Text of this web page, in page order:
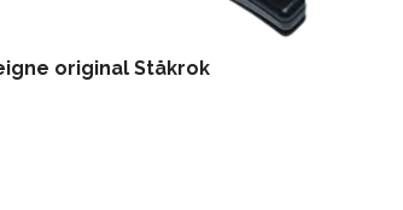
original Ståkrok